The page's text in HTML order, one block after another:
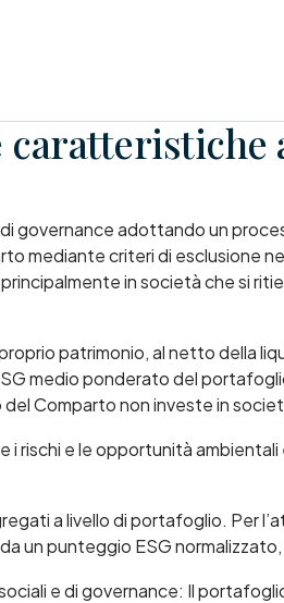
governance adottando un
mediante criteri di esclusione
in società che si
patrimonio, al netto della
medio ponderato del
Comparto non investe in
i rischi e le opportunità
a livello di portafoglio. Per
un punteggio ESG
e di governance: Il